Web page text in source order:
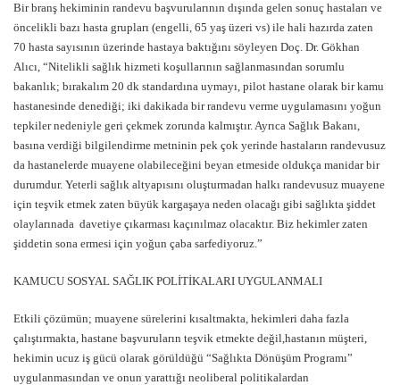
Bir branş hekiminin randevu başvurularının dışında gelen sonuç hastaları ve
öncelikli bazı hasta grupları (engelli, 65 yaş üzeri vs) ile hali hazırda zaten
70 hasta sayısının üzerinde hastaya baktığını söyleyen Doç. Dr. Gökhan
Alıcı, “Nitelikli sağlık hizmeti koşullarının sağlanmasından sorumlu
bakanlık; bırakalım 20 dk standardına uymayı, pilot hastane olarak bir kamu
hastanesinde denediği; iki dakikada bir randevu verme uygulamasını yoğun
tepkiler nedeniyle geri çekmek zorunda kalmıştır. Ayrıca Sağlık Bakanı,
basına verdiği bilgilendirme metninin pek çok yerinde hastaların randevusuz
da hastanelerde muayene olabileceğini beyan etmeside oldukça manidar bir
durumdur. Yeterli sağlık altyapısını oluşturmadan halkı randevusuz muayene
için teşvik etmek zaten büyük kargaşaya neden olacağı gibi sağlıkta şiddet
olaylarınada davetiye çıkarması kaçınılmaz olacaktır. Biz hekimler zaten
şiddetin sona ermesi için yoğun çaba sarfediyoruz.”
KAMUCU SOSYAL SAĞLIK POLİTİKALARI UYGULANMALI
Etkili çözümün; muayene sürelerini kısaltmakta, hekimleri daha fazla
çalıştırmakta, hastane başvuruların teşvik etmekte değil,hastanın müşteri,
hekimin ucuz iş gücü olarak görüldüğü “Sağlıkta Dönüşüm Programı”
uygulanmasından ve onun yarattığı neoliberal politikalardan